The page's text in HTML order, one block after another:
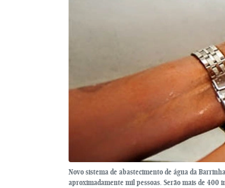
Novo sistema de abastecimento de água da
aproximadamente mil pessoas. Serão mais de 400